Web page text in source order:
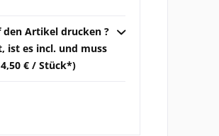
den Artikel drucken ?
ist es incl. und muss
€ / Stück*)